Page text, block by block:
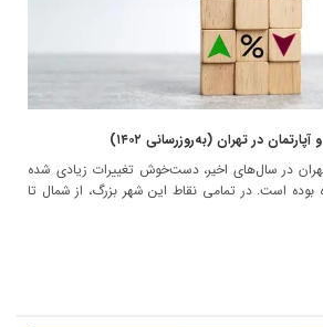
در تهران (به‌روزرسانی ۱۴۰۲)
در سال‌های اخیر،‌ دست‌خوش تغییرات زیادی شده
بوده است. در تمامی نقاط این شهر بزرگ، از شمال تا